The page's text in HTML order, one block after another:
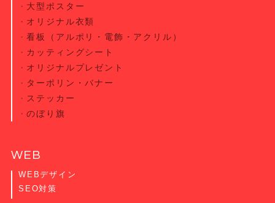
大型ポスター
オリジナル衣類
看板（アルポリ・電飾・アクリル）
カッティングシート
オリジナルプレゼント
ターポリン・バナー
ステッカー
のぼり旗
WEB
WEBデザイン
SEO対策